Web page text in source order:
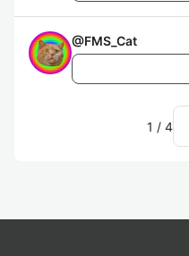
@FMS_Cat
1 / 4